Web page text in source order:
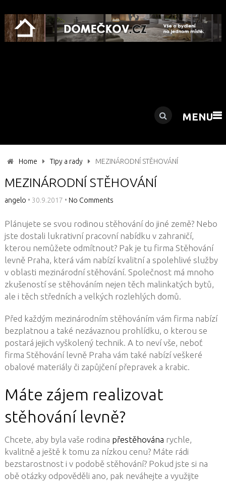
MENU
Home Tipy a rady MEZINÁRODNÍ STĚHOVÁNÍ
MEZINÁRODNÍ STĚHOVÁNÍ
angelo • 30.9.2017 • No Comments
Plánujete se svou rodinou stěhování do jiné země? Nebo
jste dostali lukrativní pracovní nabídku v zahraničí,
kterou nemůžete odmítnout? Pak je tu firma Stěhování
levně Praha, která vám nabízí kvalitní a spolehlivé služby
v oblasti mezinárodní stěhování. Společnost má mnoho
zkušeností se stěhováním nejen těch malinkatých bytů,
ale i těch středních a velkých rozlehlých domů.
Před každým mezinárodním stěhováním vám firma nabízí
bezplatnou a také nezávaznou prohlídku, o kterou se
postará jejich vyškolený technik. A to neví vše, neboť
firma Stěhování levně Praha vám také nabízí veškeré
obalové materiály či zapůjčení přepravek a krabic.
Máte zájem realizovat
stěhování levně?
Chcete, aby byla vaše rodina přestěhována rychle,
kvalitně a ještě k tomu za nízkou cenu? Máte rádi
bezstarostnost i v podobě stěhování? Pokud jste si na
obě otázky odpověděli ano, pak neváhejte a využijte